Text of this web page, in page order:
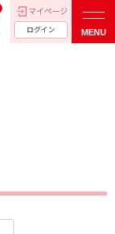
マイページ
ログイン MENU